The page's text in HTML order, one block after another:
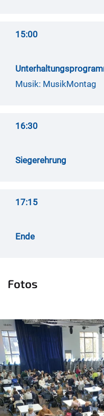
15:00
Musik: MusikMontag
16:30
Siegerehrung
17:15
Ende
Fotos